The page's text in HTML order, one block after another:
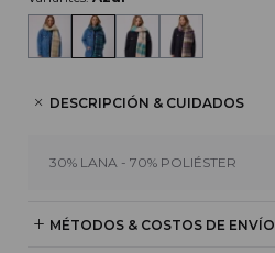
DESCRIPCIÓN & CUIDADOS
30% LANA - 70% POLIÉSTER
MÉTODOS & COSTOS DE ENVÍO